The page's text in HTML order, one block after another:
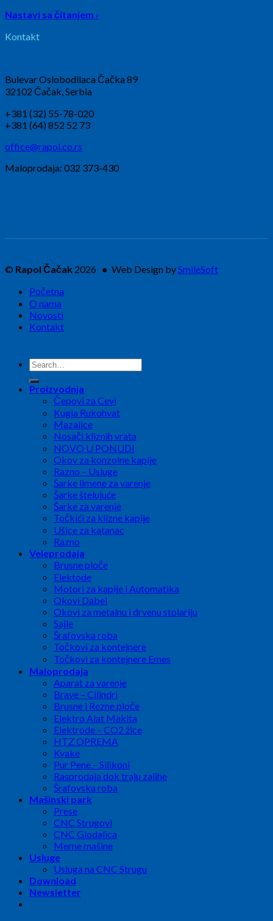
Nastavi sa čitanjem ›
Kontakt
Bulevar Oslobodilaca Čačka 89
32102 Čačak, Serbia
+381 (32) 55-78-020
+381 (64) 852 52 73
office@rapol.co.rs
Maloprodaja: 032 373-430
© Rapol Čačak 2026 ● Web Design by SmileSoft
Početna
O nama
Novosti
Kontakt
Search
for:
Proizvodnja
Čepovi za Cevi
Kugla Rukohvat
Mazalice
Nosači kliznih vrata
NOVO U PONUDI
Okov za konzolne kapije
Razno – Usluge
Šarke limene za varenje
Šarke štelujuće
Šarke za varenje
Točkići za klizne kapije
Ušice za katanac
Razno
Veleprodaja
Brusne ploče
Elektode
Motori za kapije i Automatika
Okovi Dabel
Okovi za metalnu i drvenu stolariju
Sajle
Šrafovska roba
Točkovi za kontejnere
Točkovi za kontejnere Emes
Maloprodaja
Aparat za varenje
Brave – Cilindri
Brusne i Rezne ploče
Elektro Alat Makita
Elektrode – CO2 žice
HTZ OPREMA
Kvake
Pur Pene – Silikoni
Rasprodaja dok traju zalihe
Šrafovska roba
Mašinski park
Prese
CNC Strugovi
CNC Glodalica
Merne mašine
Usluge
Usluga na CNC Strugu
Download
Newsletter